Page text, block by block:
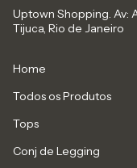
Uptown Shopping. Av:
Tijuca, Rio de Janeiro
Home
Todos os Produtos
Tops
Conj de Legging